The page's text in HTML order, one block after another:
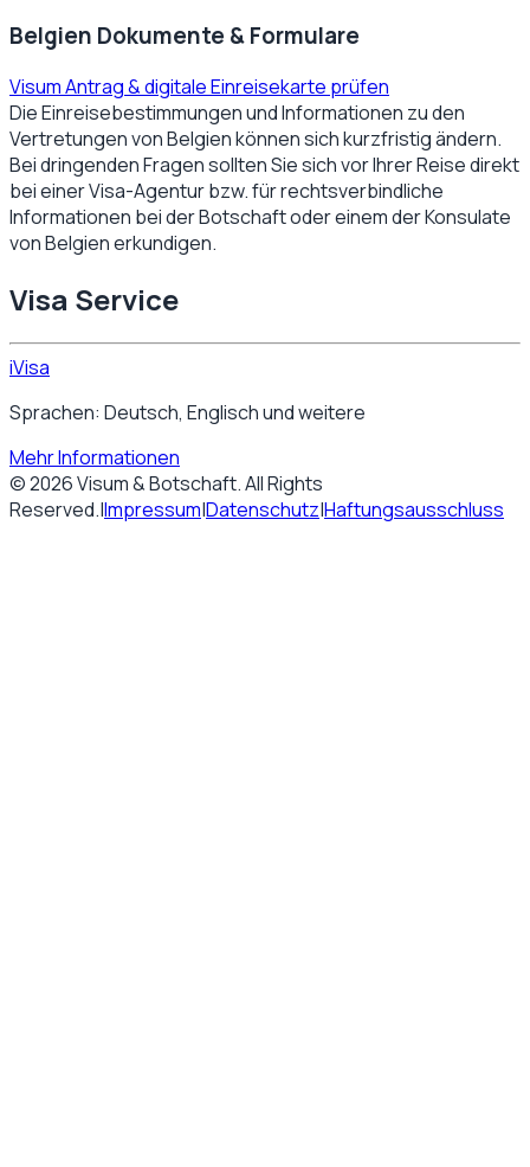
Belgien Dokumente & Formulare
Visum Antrag & digitale Einreisekarte prüfen
Die Einreisebestimmungen und Informationen zu den
Vertretungen vonBelgienkönnen sich kurzfristig ändern.
Bei dringenden Fragen sollten Sie sich vor Ihrer Reise direkt
bei einer Visa-Agentur bzw. für rechtsverbindliche
Informationen bei der Botschaft oder einem der Konsulate
vonBelgienerkundigen.
Visa Service
iVisa
Sprachen: Deutsch, Englisch und weitere
Mehr Informationen
©2026Visum & Botschaft. All Rights
Reserved.|Impressum|Datenschutz|Haftungsausschluss